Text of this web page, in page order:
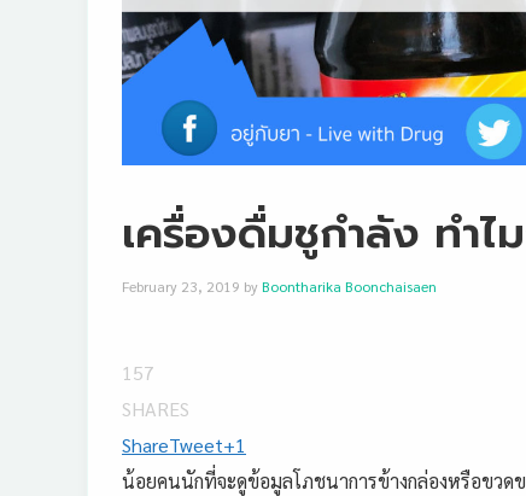
เครื่องดื่มชูกำลัง ทำ
February 23, 2019 by Boontharika Boonchaisaen
157
SHARES
ShareTweet+1
น้อยคนนักที่จะดูข้อมูลโภชนาการข้างกล่องหรือขวด